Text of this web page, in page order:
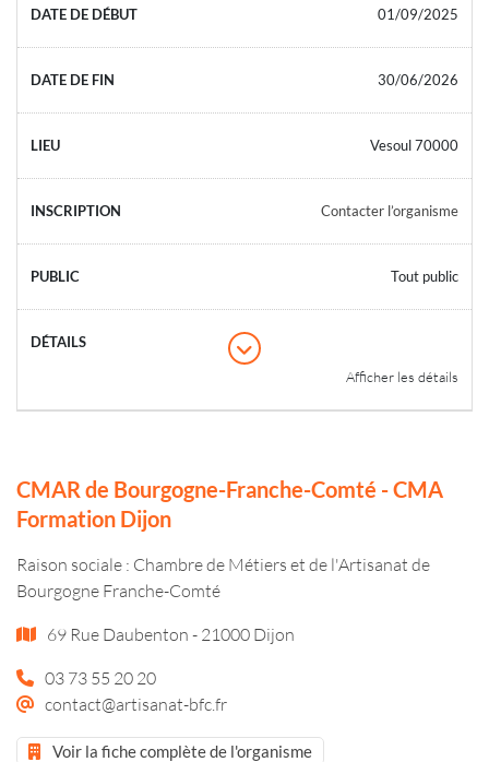
01/09/2025
30/06/2026
Vesoul 70000
Contacter l’organisme
Tout public
Afficher les détails
CMAR de Bourgogne-Franche-Comté - CMA
Formation Dijon
Raison sociale : Chambre de Métiers et de l'Artisanat de
Bourgogne Franche-Comté
69 Rue Daubenton - 21000 Dijon
03 73 55 20 20
contact@artisanat-bfc.fr
Voir la fiche complète de l'organisme